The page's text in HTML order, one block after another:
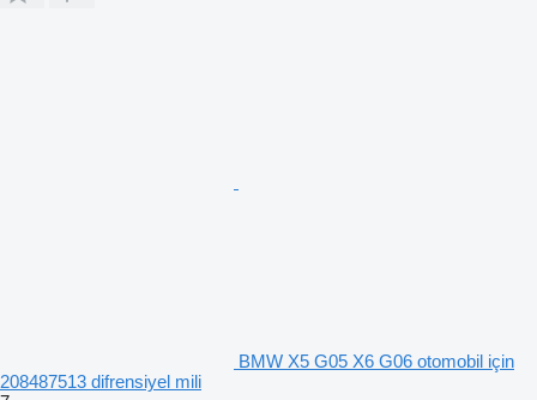
BMW X5 G05 X6 G06 otomobil için
208487513 difrensiyel mili